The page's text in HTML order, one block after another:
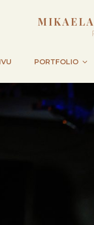
PORTFOLIO